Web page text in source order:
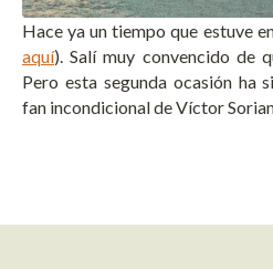
Hace ya un tiempo que estuve
aquí). Salí muy convencido de
Pero esta segunda ocasión ha
fan incondicional de Víctor